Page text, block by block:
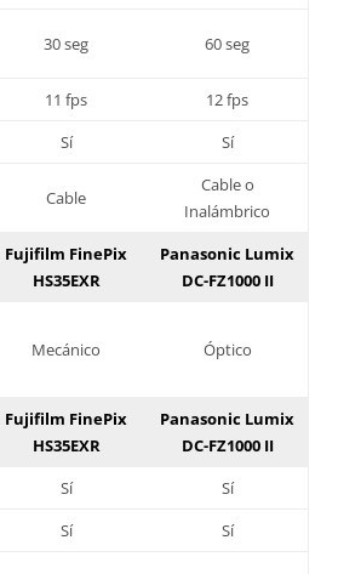
30 seg 60 seg
11 fps
12 fps
Sí Sí
Cable
Cable o
Inalámbrico
Fujifilm FinePix
HS35EXR
Panasonic Lumix
DC-FZ1000 II
Mecánico Óptico
Fujifilm FinePix
HS35EXR
Panasonic Lumix
DC-FZ1000 II
Sí
Sí
Sí
Sí